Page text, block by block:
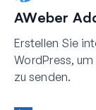
AWeber
Erstellen Sie
WordPress,
zu senden.